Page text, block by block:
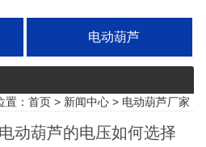
电动葫芦
置： 首页 > 新闻中心 > 电动葫芦厂家
动葫芦的电压如何选择